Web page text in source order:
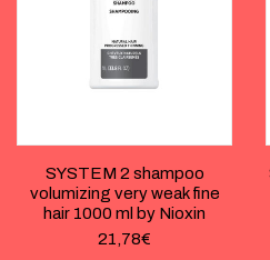
SYSTEM 2 shampoo
volumizing very weak fine
hair 1000 ml by Nioxin
21,78€